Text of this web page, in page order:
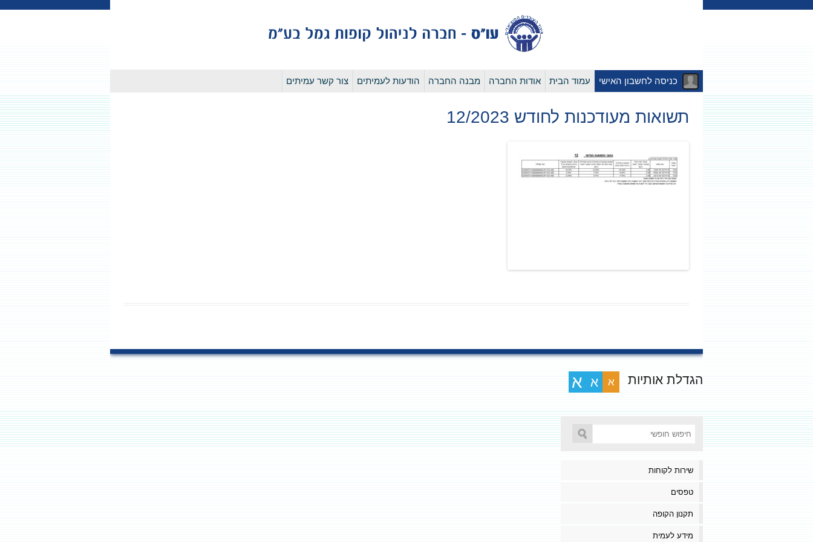
לדלג
כניסה לחשבון האישי עמוד הבית אודות החברה מבנה החברה הודעות לעמיתים צור קשר עמיתים
תשואות מעודכנות לחודש 12/2023
הגדלת אותיות א א א
שירות לקוחות
טפסים
תקנון הקופה
מידע לעמית